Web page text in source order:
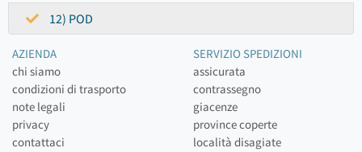
12) POD
AZIENDA
chi siamo
condizioni di trasporto
note legali
privacy
contattaci
SERVIZIO SPEDIZIONI
assicurata
contrassegno
giacenze
province coperte
località disagiate